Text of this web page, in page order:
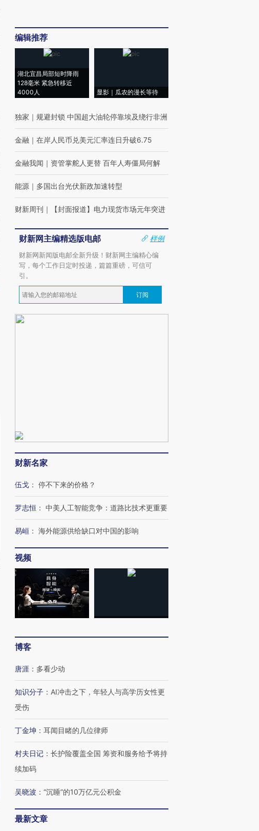
编辑推荐
湖北宜昌局部短时降雨
128毫米 紧急转移近
4000人
显影｜瓜农的漫长等待
独家 ｜ 规避封锁 中国超大油轮停靠埃及绕行非洲
金融 ｜ 在岸人民币兑美元汇率连日升破6.75
金融我闻 ｜ 资管掌舵人更替 百年人寿僵局何解
能源 ｜ 多国出台光伏新政加速转型
财新周刊 ｜ 【封面报道】电力现货市场元年突进
财新网主编精选版电邮
样例
财新网新闻版电邮全新升级！财新网主编精心编
写，每个工作日定时投递，篇篇重磅，可信可
引。
订阅
财新名家
伍戈 ： 停不下来的价格？
罗志恒 ： 中美人工智能竞争：道路比技术更重要
易峘 ： 海外能源供给缺口对中国的影响
视频
博客
唐涯 ： 多看少动
知识分子 ： AI冲击之下，年轻人与高学历女性更
受伤
丁金坤 ： 耳闻目睹的几位律师
村夫日记 ： 长护险覆盖全国 筹资和服务给予将持
续加码
吴晓波 ： “沉睡”的10万亿元公积金
最新文章